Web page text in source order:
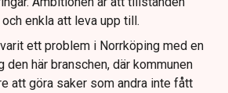
enkla att leva upp till.
ett problem i Norrköping med en
här branschen, där kommunen
att göra saker som andra inte fått